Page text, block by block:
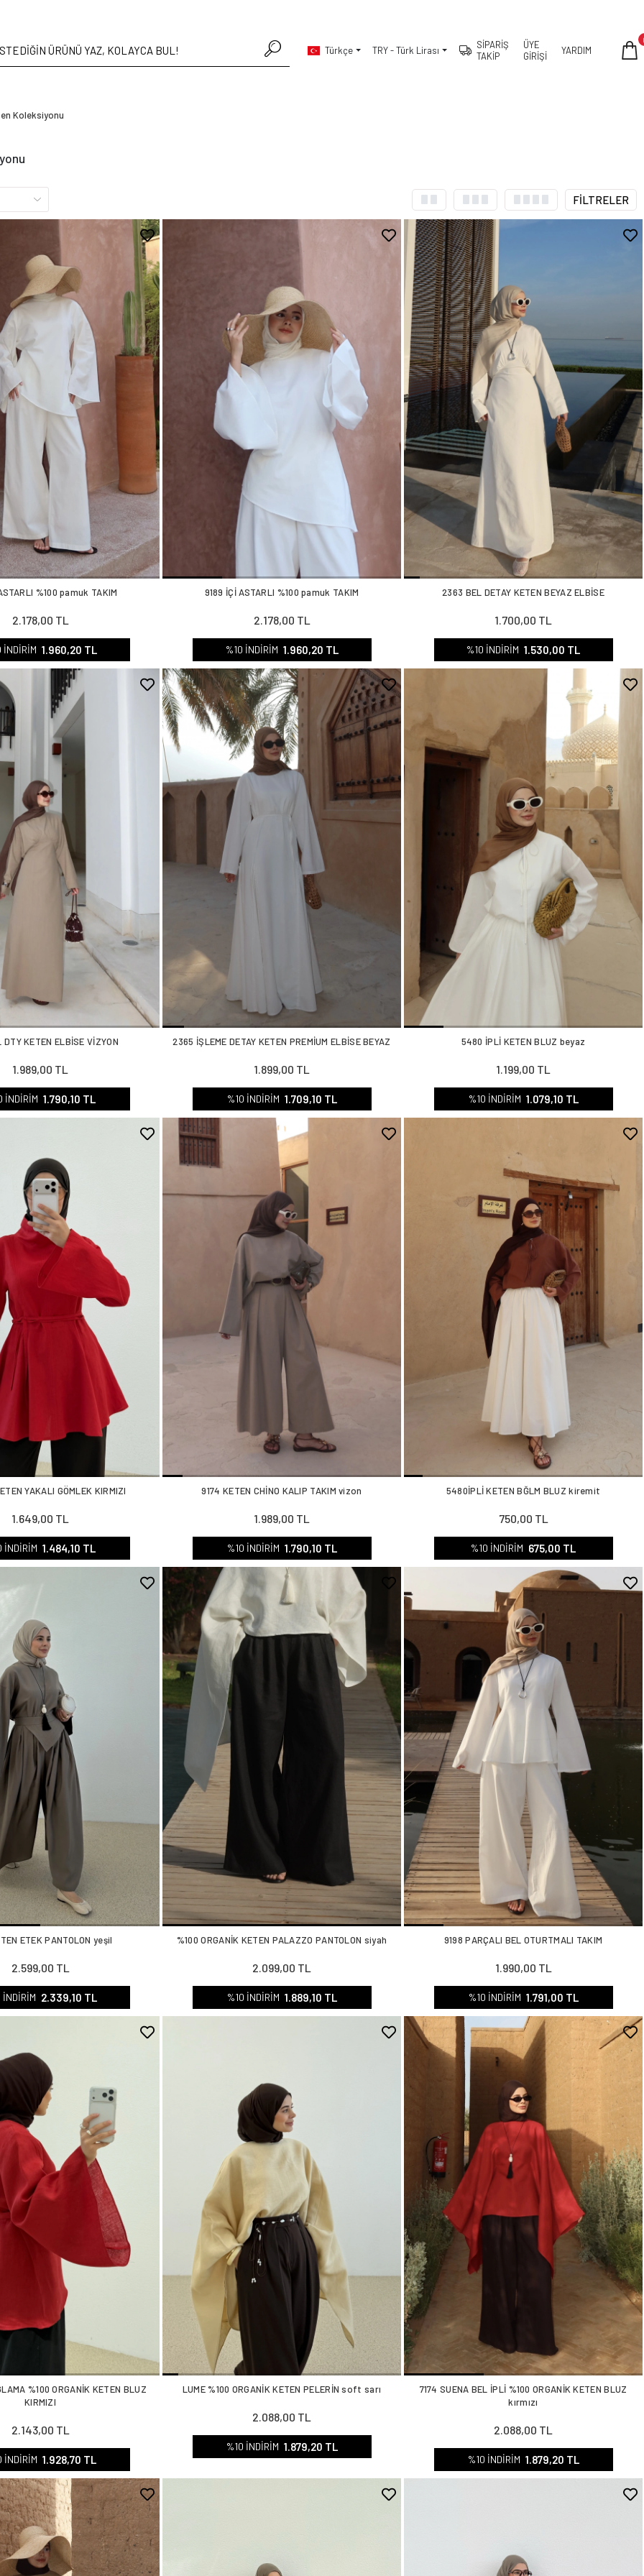
Türkçe TRY - Türk Lirası
SİPARİŞ
TAKİP
ÜYE
GİRİŞİ
YARDIM
Koleksiyonu
FİLTRELER
%100 pamuk TAKIM
2.178,00 TL
İNDİRİM 1.960,20 TL
9189 İÇİ ASTARLI %100 pamuk TAKIM
2.178,00 TL
%10 İNDİRİM 1.960,20 TL
2363 BEL DETAY KETEN BEYAZ ELBİSE
1.700,00 TL
%10 İNDİRİM 1.530,00 TL
KETEN ELBİSE VİZYON
1.989,00 TL
İNDİRİM 1.790,10 TL
2365 İŞLEME DETAY KETEN PREMİUM ELBİSE BEYAZ
1.899,00 TL
%10 İNDİRİM 1.709,10 TL
5480 İPLİ KETEN BLUZ beyaz
1.199,00 TL
%10 İNDİRİM 1.079,10 TL
YAKALI GÖMLEK KIRMIZI
1.649,00 TL
İNDİRİM 1.484,10 TL
9174 KETEN CHİNO KALIP TAKIM vizon
1.989,00 TL
%10 İNDİRİM 1.790,10 TL
5480İPLİ KETEN BĞLM BLUZ kiremit
750,00 TL
%10 İNDİRİM 675,00 TL
ETEK PANTOLON yeşil
2.599,00 TL
İNDİRİM 2.339,10 TL
%100 ORGANİK KETEN PALAZZO PANTOLON siyah
2.099,00 TL
%10 İNDİRİM 1.889,10 TL
9198 PARÇALI BEL OTURTMALI TAKIM
1.990,00 TL
%10 İNDİRİM 1.791,00 TL
%100 ORGANİK KETEN BLUZ
KIRMIZI
2.143,00 TL
İNDİRİM 1.928,70 TL
LUME %100 ORGANİK KETEN PELERİN soft sarı
2.088,00 TL
%10 İNDİRİM 1.879,20 TL
7174 SUENA BEL İPLİ %100 ORGANİK KETEN BLUZ
kırmızı
2.088,00 TL
%10 İNDİRİM 1.879,20 TL